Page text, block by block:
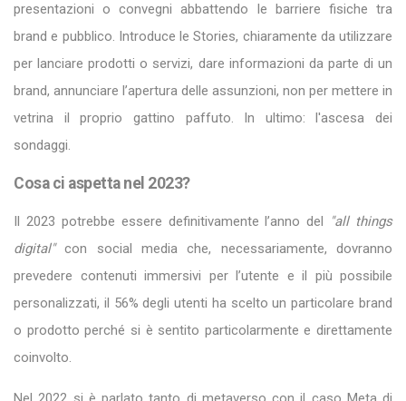
presentazioni o convegni abbattendo le barriere fisiche tra
brand e pubblico. Introduce le Stories, chiaramente da utilizzare
per lanciare prodotti o servizi, dare informazioni da parte di un
brand, annunciare l’apertura delle assunzioni, non per mettere in
vetrina il proprio gattino paffuto. In ultimo: l'ascesa dei
sondaggi.
Cosa ci aspetta nel 2023?
Il 2023 potrebbe essere definitivamente l’anno del
"all things
digital"con social media che, necessariamente, dovranno
prevedere contenuti immersivi per l’utente e il più possibile
personalizzati, il 56% degli utenti ha scelto un particolare brand
o prodotto perché si è sentito particolarmente e direttamente
coinvolto.